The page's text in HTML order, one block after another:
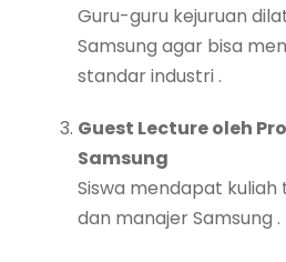
Guru-guru kejuruan
Samsung agar bisa
standar industri .
Guest Lecture oleh
Samsung
Siswa mendapat kuliah
dan manajer Samsung .